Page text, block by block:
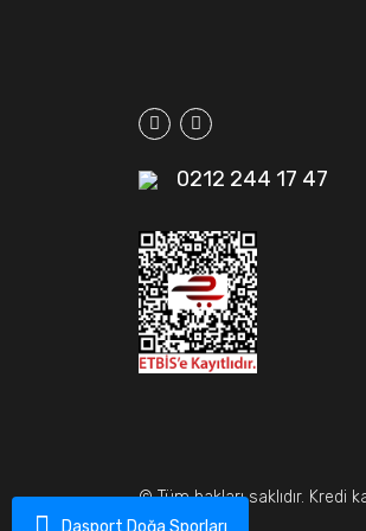
Dasport Doğa Sporları
0212 244 17 47
© Tüm hakları saklıdır. Kredi